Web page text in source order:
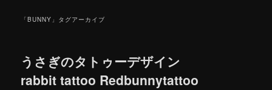
「BUNNY 」タグアーカイブ
うさぎのタトゥーデザイン
rabbit tattoo Redbunnytattoo